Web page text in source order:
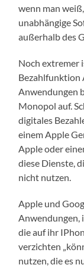
wenn man
unabhängige
außerhalb des
Noch extremer
Bezahlfunktion
Anwendungen
Monopol auf.
digitales
einem Apple
Apple oder
diese Dienste,
nicht nutzen.
Apple und
Anwendungen,
die auf ihr
verzichten
nutzen, die es